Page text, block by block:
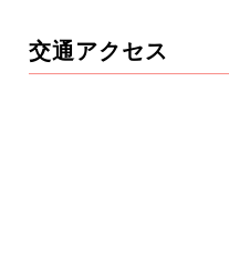
交通アクセス